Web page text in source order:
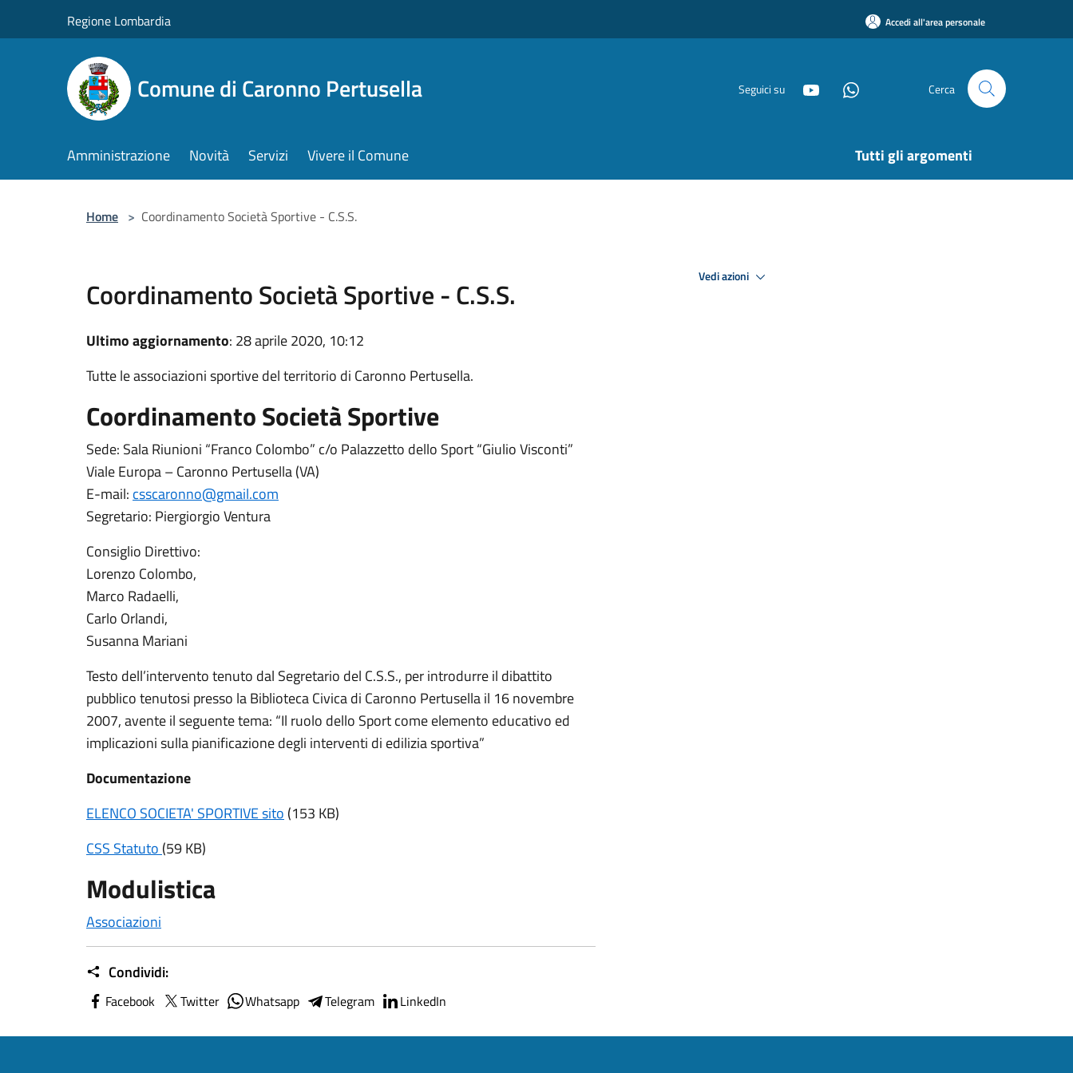
Regione Lombardia Accedi all'area personale
Comune di Caronno Pertusella Seguici su Cerca
Amministrazione Novità Servizi Vivere il Comune Tutti gli argomenti
Home > Coordinamento Società Sportive - C.S.S.
Coordinamento Società Sportive - C.S.S.
Ultimo aggiornamento: 28 aprile 2020, 10:12
Tutte le associazioni sportive del territorio di Caronno Pertusella.
Coordinamento Società Sportive
Sede: Sala Riunioni “Franco Colombo” c/o Palazzetto dello Sport “Giulio Visconti”
Viale Europa – Caronno Pertusella (VA)
E-mail: csscaronno@gmail.com
Segretario: Piergiorgio Ventura
Consiglio Direttivo:
Lorenzo Colombo,
Marco Radaelli,
Carlo Orlandi,
Susanna Mariani
Testo dell’intervento tenuto dal Segretario del C.S.S., per introdurre il dibattito
pubblico tenutosi presso la Biblioteca Civica di Caronno Pertusella il 16 novembre
2007, avente il seguente tema: “Il ruolo dello Sport come elemento educativo ed
implicazioni sulla pianificazione degli interventi di edilizia sportiva”
Documentazione
ELENCO SOCIETA' SPORTIVE sito (153 KB)
CSS Statuto (59 KB)
Modulistica
Associazioni
Condividi:
Facebook Twitter Whatsapp Telegram LinkedIn
Vedi azioni